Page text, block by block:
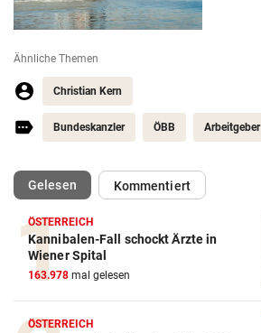
Ähnliche Themen
Christian Kern
Bundeskanzler ÖBB Arbeitgeber
Gelesen(ausgewählt)Kommentiert
ÖSTERREICH
Kannibalen-Fall schockt Ärzte in
Wiener Spital
163.978 mal gelesen
ÖSTERREICH